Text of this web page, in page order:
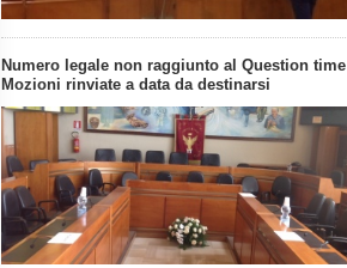
Numero legale non raggiunto al Question time
Mozioni rinviate a data da destinarsi